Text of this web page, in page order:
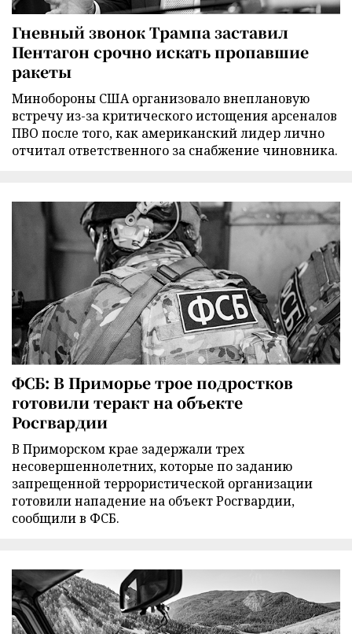
Гневный звонок Трампа заставил
Пентагон срочно искать пропавшие
ракеты
Минобороны США организовало внеплановую
встречу из-за критического истощения арсеналов
ПВО после того, как американский лидер лично
отчитал ответственного за снабжение чиновника.
ФСБ: В Приморье трое подростков
готовили теракт на объекте
Росгвардии
В Приморском крае задержали трех
несовершеннолетних, которые по заданию
запрещенной террористической организации
готовили нападение на объект Росгвардии,
сообщили в ФСБ.